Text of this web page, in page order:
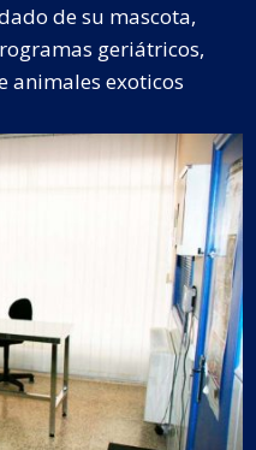
de su mascota,
geriátricos,
animales exoticos